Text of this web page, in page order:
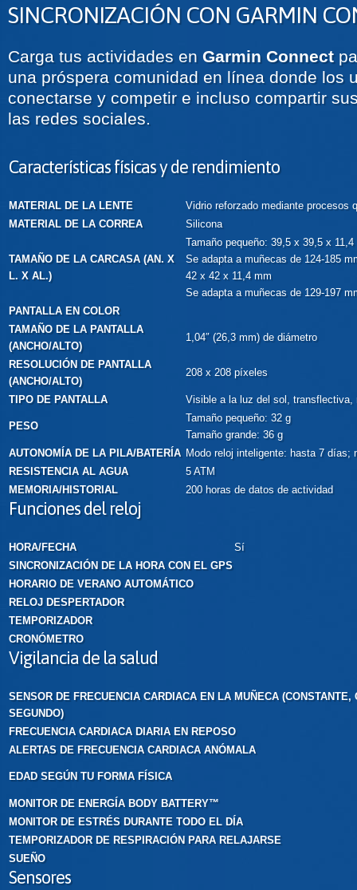
SINCRONIZACIÓN CON GARMIN
Carga tus actividades en Garmin Connect
una próspera comunidad en línea donde los
conectarse y competir e incluso compartir
las redes sociales.
Características físicas y de rendimiento
MATERIAL DE LA LENTE
Vidrio reforzado mediante procesos
MATERIAL DE LA CORREA
Silicona
TAMAÑO DE LA CARCASA (AN. X
L. X AL.)
Tamaño pequeño: 39,5 x 39,5 x 11,4
Se adapta a muñecas de 124-185
42 x 42 x 11,4 mm
Se adapta a muñecas de 129-197
PANTALLA EN COLOR
TAMAÑO DE LA PANTALLA
(ANCHO/ALTO)
1,04″ (26,3 mm) de diámetro
RESOLUCIÓN DE PANTALLA
(ANCHO/ALTO)
208 x 208 píxeles
TIPO DE PANTALLA Visible a la luz del sol,
PESO
Tamaño pequeño: 32 g
Tamaño grande: 36 g
AUTONOMÍA DE LA PILA/BATERÍA Modo reloj inteligente: hasta 7 días;
RESISTENCIA AL AGUA
5 ATM
MEMORIA/HISTORIAL
200 horas de datos de actividad
Funciones del reloj
HORA/FECHA
Sí
SINCRONIZACIÓN DE LA HORA CON EL GPS
HORARIO DE VERANO AUTOMÁTICO
RELOJ DESPERTADOR
TEMPORIZADOR
CRONÓMETRO
Vigilancia de la salud
SENSOR DE FRECUENCIA CARDIACA EN LA MUÑECA (CONSTANTE,
SEGUNDO)
FRECUENCIA CARDIACA DIARIA EN REPOSO
ALERTAS DE FRECUENCIA CARDIACA ANÓMALA
EDAD SEGÚN TU FORMA FÍSICA
MONITOR DE ENERGÍA BODY BATTERY™
MONITOR DE ESTRÉS DURANTE TODO EL DÍA
TEMPORIZADOR DE RESPIRACIÓN PARA RELAJARSE
SUEÑO
Sensores